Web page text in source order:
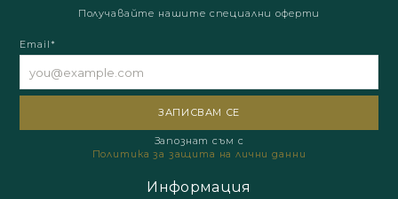
Получавайте нашите специални оферти
Email*
Запознат съм с
Политика за защита на лични данни
Информация